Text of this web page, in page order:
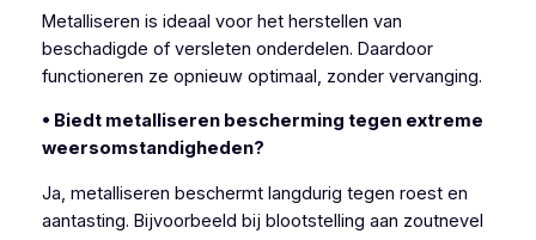
Metalliseren is ideaal voor het herstellen van
beschadigde of versleten onderdelen. Daardoor
functioneren ze opnieuw optimaal, zonder vervanging.
• Biedt metalliseren bescherming tegen extreme
weersomstandigheden?
Ja, metalliseren beschermt langdurig tegen roest en
aantasting. Bijvoorbeeld bij blootstelling aan zoutnevel